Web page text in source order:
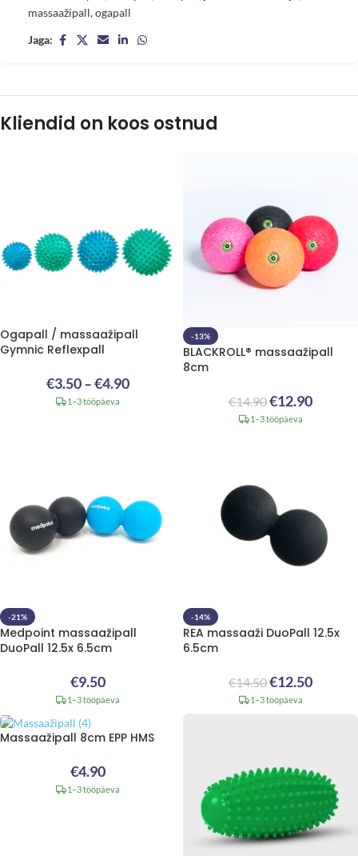
massaažipall,ogapall
Jaga:
Kliendid on koos ostnud
Ogapall / massaažipall
Gymnic Reflexpall
€3.50 –€4.90
1–3 tööpäeva
-13%
BLACKROLL® massaažipall
8cm
€14.90€12.90
1–3 tööpäeva
-21%
Medpoint massaažipall
DuoPall 12.5x 6.5cm
€9.50
1–3 tööpäeva
-14%
REA massaaži DuoPall 12.5x
6.5cm
€14.50€12.50
1–3 tööpäeva
Massaažipall 8cm EPP HMS
€4.90
1–3 tööpäeva